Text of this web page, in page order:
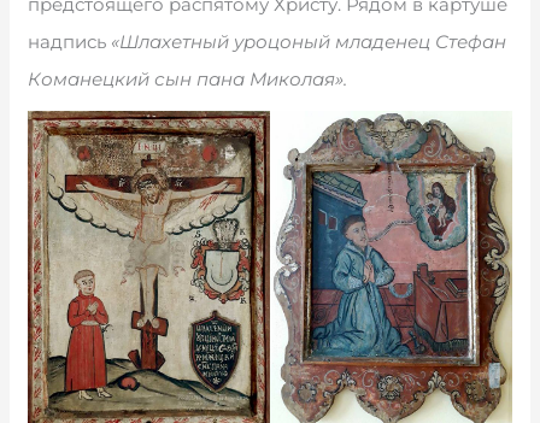
предстоящего распятому Христу. Рядом в картуше
надпись «Шлахетный уроцоный младенец Стефан
Команецкий сын пана Миколая».